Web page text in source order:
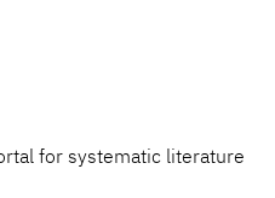
for systematic literature